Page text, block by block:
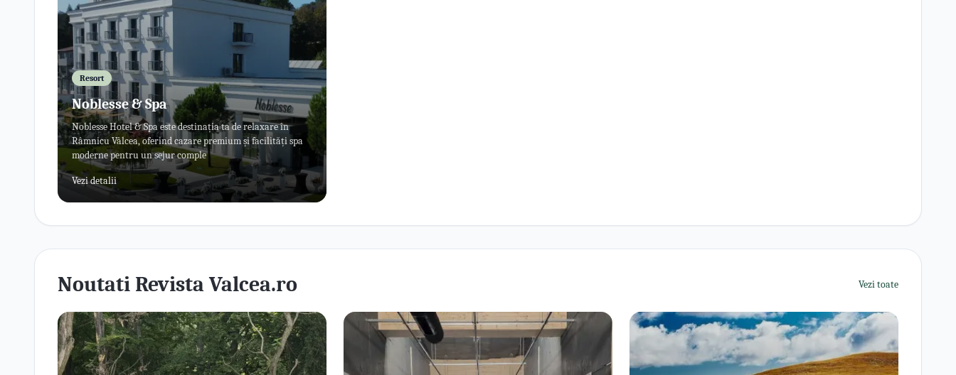
Resort
Noblesse & Spa
Noblesse Hotel & Spa este destinația ta de relaxare în
Râmnicu Vâlcea, oferind cazare premium și facilități spa
moderne pentru un sejur comple
Vezi detalii
Noutati Revista Valcea.ro Vezi toate